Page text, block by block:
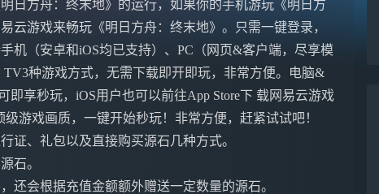
日方舟：终末地》的运行，如果你的手机游玩《明日方
云游戏来畅玩《明日方舟：终末地》。只需一键登录，
机（安卓和iOS均已支持）、PC（网页&客户端，尽享模
种游戏方式，无需下载即开即玩，非常方便。电脑&
即享秒玩，iOS用户也可以前往App Store下 载网易云游戏
游戏画质，一键开始秒玩！非常方便，赶紧试试吧！
证、礼包以及直接购买源石几种方式。
石。
还会根据充值金额额外赠送一定数量的源石。